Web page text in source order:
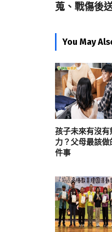
蒐、戰傷後
You May
孩子未來有沒有
力？父母最該做
件事